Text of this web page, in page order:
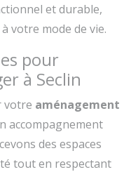
et durable,
votre mode de vie.
pour
à Seclin
votre aménagement
accompagnement
des espaces
tout en respectant